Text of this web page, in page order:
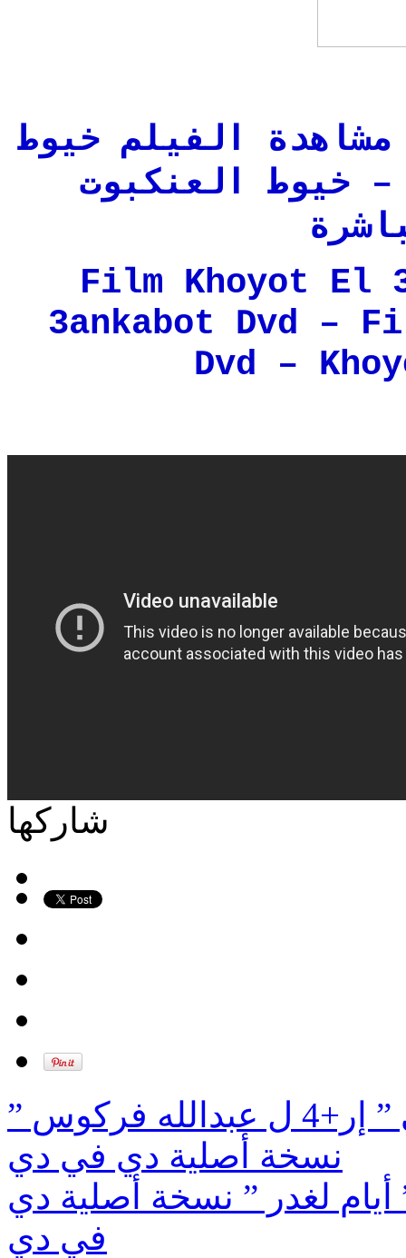
الفيلم خيوط
خيوط العنكبوت
Film Khoyot El
3ankabot Dvd –
Dvd –
شاركها
حصريا الفيلم المغربي ” إر+4 ل عبدالله فركوس ”
نسخة أصلية دي في دي
لغدر ” نسخة أصلية دي
في دي